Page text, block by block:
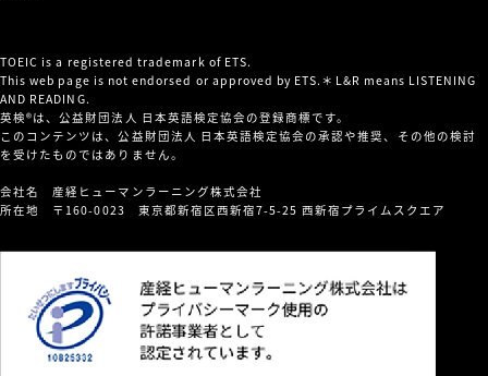
TOEIC is a registered trademark of ETS.
This web page is not endorsed or approved by ETS.＊L&R means LISTENING
AND READING.
英検®は、公益財団法人 日本英語検定協会の登録商標です。
このコンテンツは、公益財団法人 日本英語検定協会の承認や推奨、その他の検討
を受けたものではありません。
会社名 産経ヒューマンラーニング株式会社
所在地 〒160-0023 東京都新宿区西新宿7-5-25 西新宿プライムスクエア